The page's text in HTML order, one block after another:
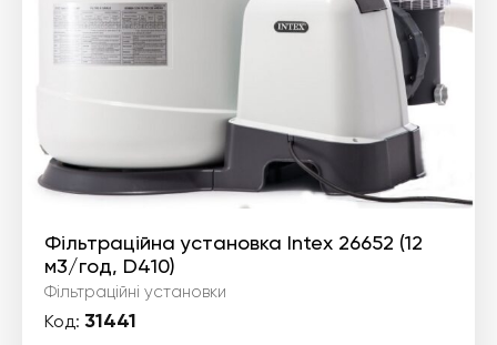
Фільтраційна установка Intex 26652 (12
м3/год, D410)
Фільтраційні установки
Код: 31441